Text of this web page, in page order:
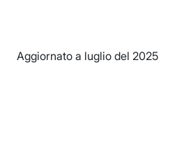
Aggiornato a luglio del 2025